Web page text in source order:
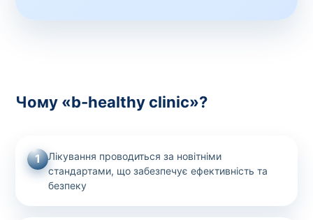
Чому «b-healthy clinic»?
1
Лікування проводиться за новітніми
стандартами, що забезпечує ефективність та
безпеку